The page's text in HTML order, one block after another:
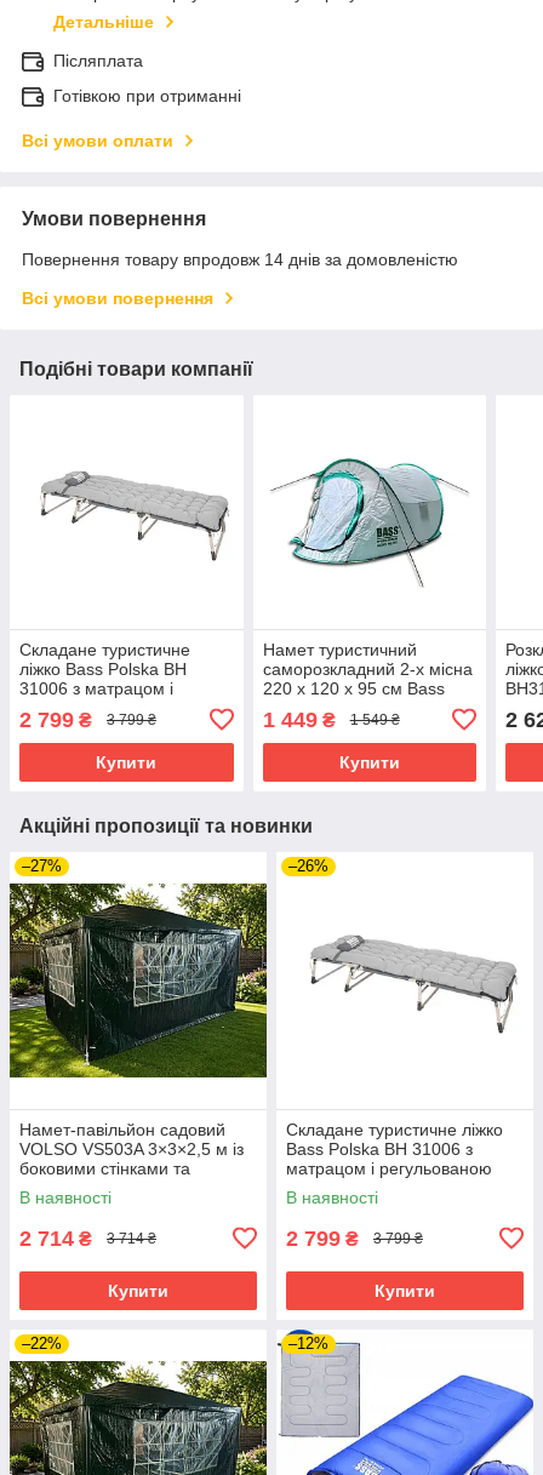
Детальніше
Післяплата
Готівкою при отриманні
Всі умови оплати
Умови повернення
Повернення товару впродовж 14 днів за домовленістю
Всі умови повернення
Подібні товари компанії
Складане туристичне
ліжко Bass Polska BH
31006 з матрацом і
розкладне кемпінгове
ліжко 193×68×30 см
2 799 ₴ 3 799 ₴
Купити
Намет туристичний
саморозкладний 2-х місна
220 х 120 х 95 см Bass
1 449₴ 1 549 ₴
Купити
2
Акційні пропозиції та новинки
–27%
Намет-павільйон садовий
VOLSO VS503A 3×3×2,5 м із
боковими стінками та
прозорими вікнами,
водонепроникний, зелений
В наявності
2 714 ₴ 3 714 ₴
Купити
–26%
Складане туристичне ліжко
Bass Polska BH 31006 з
матрацом і регульованою
спинкою, розкладне
кемпінгове ліжко 193×68×30
В наявності
2 799 ₴ 3 799 ₴
Купити
–22% –12%